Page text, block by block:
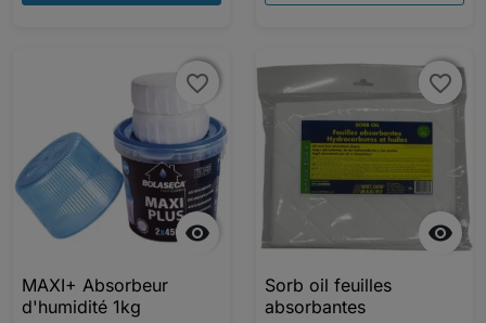

favorite_border
favorite_border
MAXI+ Absorbeur
d'humidité 1kg

favorite_border
favorite_border
Sorb oil feuilles
absorbantes